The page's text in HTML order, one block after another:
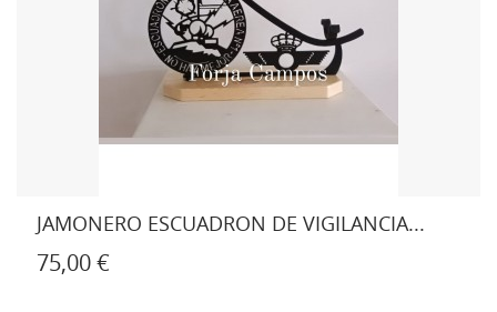
JAMONERO ESCUADRON DE VIGILANCIA...
75,00 €